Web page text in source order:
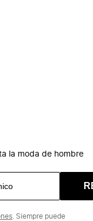
la moda de hombre
. Siempre puede